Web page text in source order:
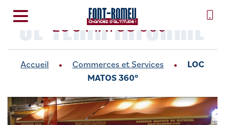
SE TENIR INFORMÉ
LOC MATOS 360°
Accueil Commerces et Services
LOC
MATOS 360°